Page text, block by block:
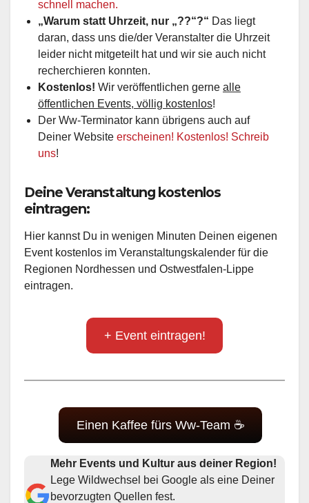
schnell machen.
„Warum statt Uhrzeit, nur „??“?“ Das liegt
daran, dass uns die/der Veranstalter die Uhrzeit
leider nicht mitgeteilt hat und wir sie auch nicht
recherchieren konnten.
Kostenlos! Wir veröffentlichen gerne alle
öffentlichen Events, völlig kostenlos!
Der Ww-Terminator kann übrigens auch auf
Deiner Website erscheinen! Kostenlos! Schreib
uns!
Deine Veranstaltung kostenlos
eintragen:
Hier kannst Du in wenigen Minuten Deinen eigenen
Event kostenlos im Veranstaltungskalender für die
Regionen Nordhessen und Ostwestfalen-Lippe
eintragen.
+ Event eintragen!
Einen Kaffee fürs Ww-Team ☕
Mehr Events und Kultur aus deiner Region!
Lege Wildwechsel bei Google als eine Deiner
bevorzugten Quellen fest.